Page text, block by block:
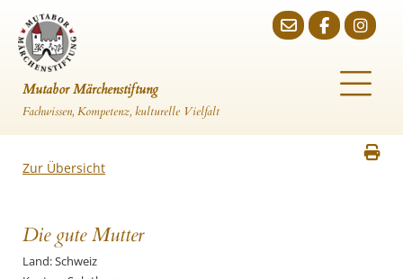
Mutabor Märchenstiftung
Fachwissen, Kompetenz, kulturelle Vielfalt
Zur Übersicht
Die gute Mutter
Land: Schweiz